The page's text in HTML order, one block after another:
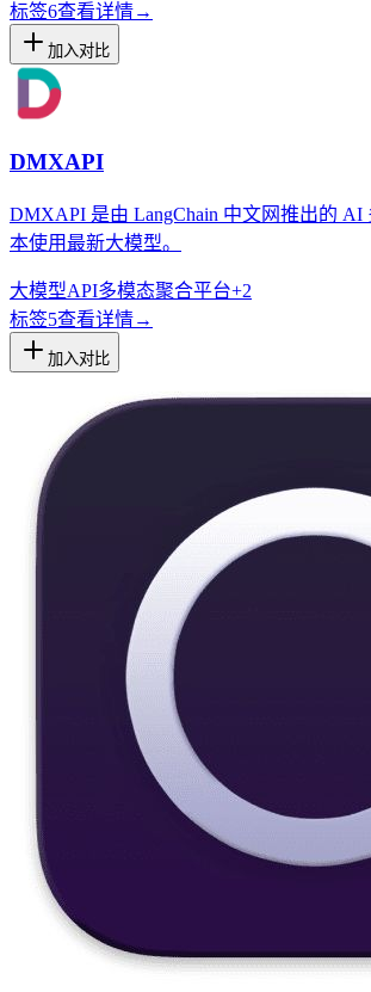
标签6查看详情→
加入对比
DMXAPI
DMXAPI 是由 LangChain 中文网推出的
本使用最新大模型。
大模型API多模态聚合平台+2
标签5查看详情→
加入对比